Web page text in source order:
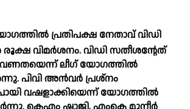
പ്രതിപക്ഷ നേതാവ് വിഡി
വിമര്‍ശനം. വിഡി സതീശന്റേത്
ലീഗ് യോഗത്തില്‍
പിവി അന്‍വര്‍ പ്രശ്നം
വഷളാക്കിയെന്ന് യോഗത്തില്‍